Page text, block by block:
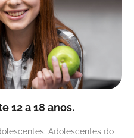
12 a 18 anos.
Adolescentes do